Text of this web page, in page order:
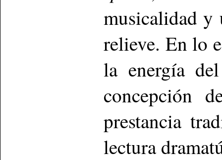
musicalidad y
relieve. En lo
la energía
concepción
prestancia
lectura